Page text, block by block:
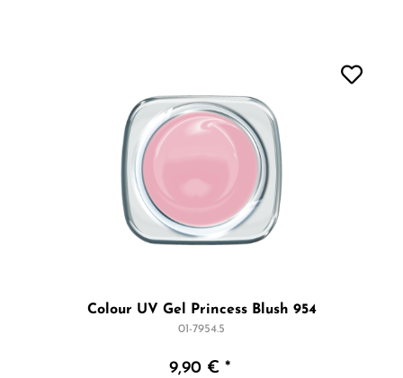
Colour UV Gel Princess Blush 954
01-7954.5
9,90 € *